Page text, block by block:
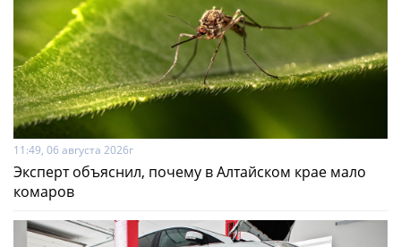
11:49, 06 августа 2026г
Эксперт объяснил, почему в Алтайском крае мало
комаров